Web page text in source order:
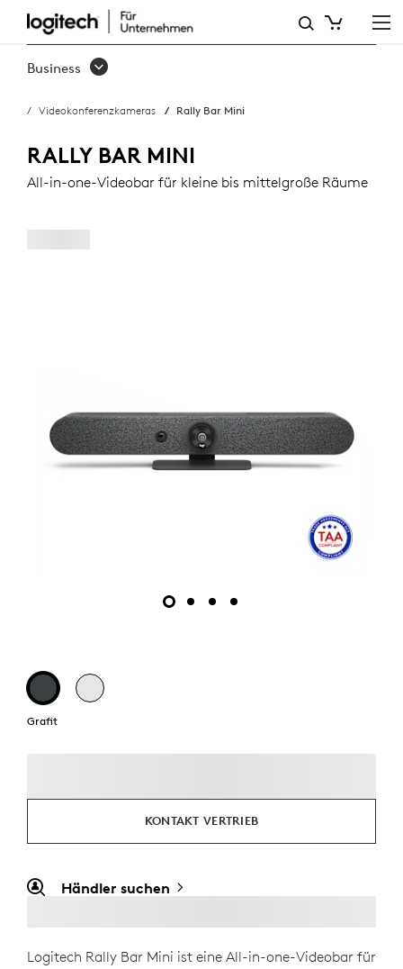
RALLY
BAR
Business
Videokonferenzkameras Rally Bar Mini
RALLY BAR MINI
All-in-one-Videobar für kleine bis mittelgroße Räume
Grafit
KONTAKT VERTRIEB
Händler suchen
Logitech Rally Bar Mini ist eine All-in-one-Videobar für